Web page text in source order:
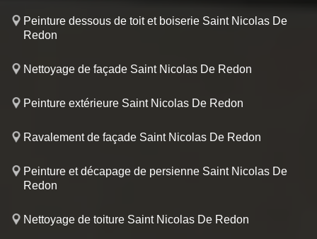
Peinture dessous de toit et boiserie Saint Nicolas De
Redon
Nettoyage de façade Saint Nicolas De Redon
Peinture extérieure Saint Nicolas De Redon
Ravalement de façade Saint Nicolas De Redon
Peinture et décapage de persienne Saint Nicolas De
Redon
Nettoyage de toiture Saint Nicolas De Redon